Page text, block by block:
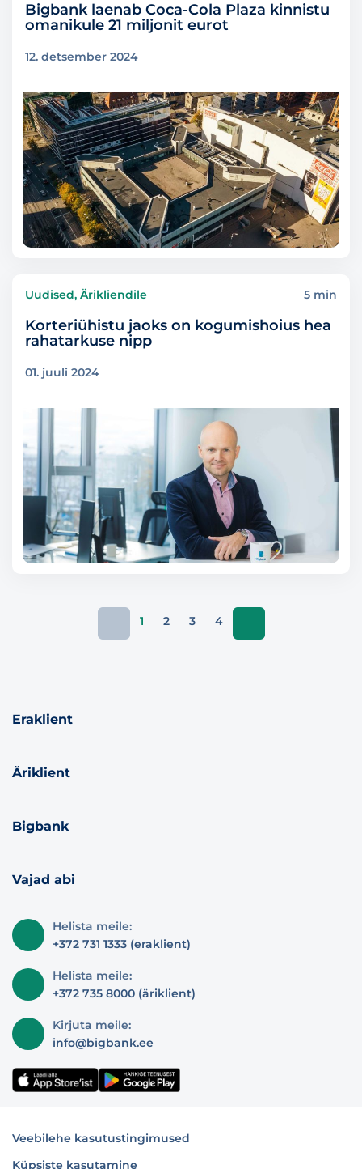
Bigbank laenab Coca-Cola Plaza kinnistu
omanikule 21 miljonit eurot
12. detsember 2024
Uudised, Ärikliendile 5 min
Korteriühistu jaoks on kogumishoius hea
rahatarkuse nipp
01. juuli 2024
1 2 3 4
Eraklient
Äriklient
Bigbank
Vajad abi
Helista meile:
+372 731 1333 (eraklient)
Helista meile:
+372 735 8000 (äriklient)
Kirjuta meile:
info@bigbank.ee
Veebilehe kasutustingimused
Küpsiste kasutamine